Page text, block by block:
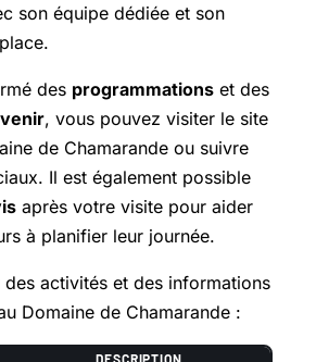
son équipe dédiée et son
des programmations et des
, vous pouvez visiter le site
de Chamarande ou suivre
Il est également possible
après votre visite pour aider
à planifier leur journée.
activités et des informations
Domaine de Chamarande :
DESCRIPTION